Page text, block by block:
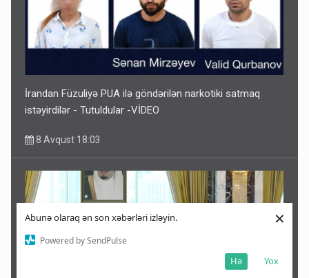
Abunə olaraq ən son xəbərləri izləyin.
Powered by SendPulse
Yox
Hə
×
İrandan Füzuliyə PUA ilə göndərilən narkotiki satmaq
istəyirdilər - Tutuldular -VİDEO
8 Avqust 18:03